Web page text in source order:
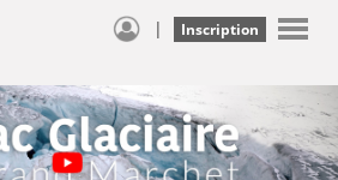
| Inscription